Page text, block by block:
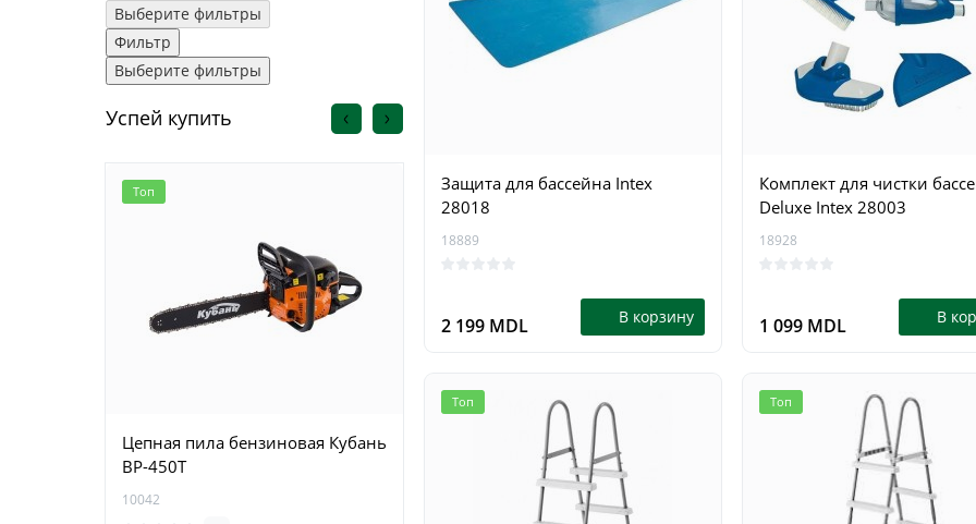
Выберите фильтры
Фильтр
Выберите фильтры
Успей купить
Топ
Цепная пила бензиновая Кубань
BP-450T
10042
Топ
Цепная пила бензиновая
Kraissmann KS2609
Топ
Аккумуляторная цепная
Kraissmann 18 B
Защита для бассейна Intex
28018
18889
2 199 MDL В корзину
Комплект для чистки
Deluxe Intex 28003
18928
1 099 MDL В
Топ Топ